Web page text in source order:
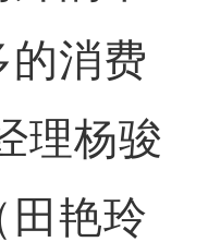
的消费
理杨骏
田艳玲